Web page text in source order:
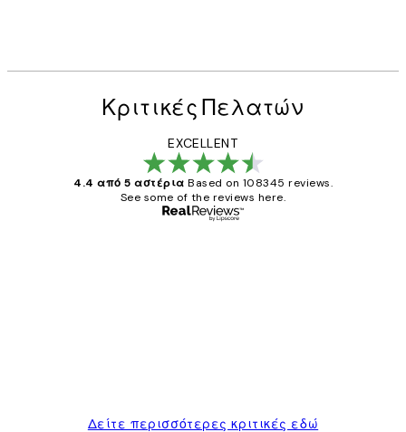
Κριτικές Πελατών
EXCELLENT
4.4 από 5 αστέρια Based on 108345 reviews.
See some of the reviews here.
Δείτε περισσότερες κριτικές εδώ